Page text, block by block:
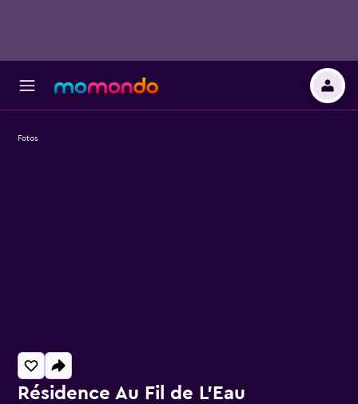
Résidence Au Fil de L'Eau
Fotos